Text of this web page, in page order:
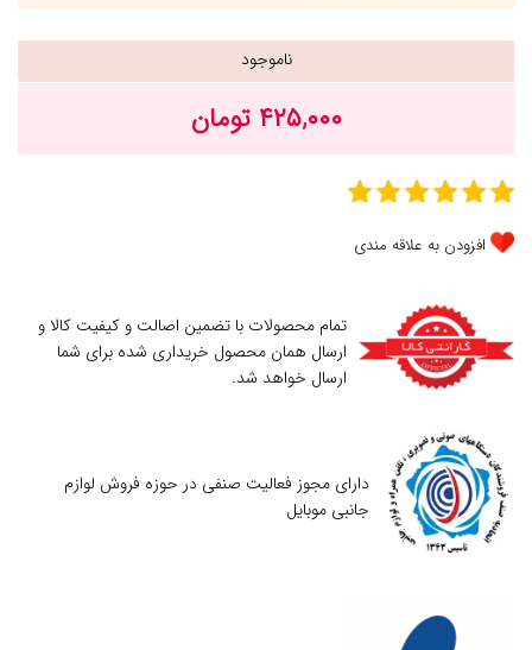
ناموجود
۴۲۵,۰۰۰ تومان
افزودن به علاقه مندی
تمام محصولات با تضمین اصالت و کیفیت کالا و
ارسال همان محصول خریداری شده برای شما
ارسال خواهد شد.
دارای مجوز فعالیت صنفی در حوزه فروش لوازم
جانبی موبایل